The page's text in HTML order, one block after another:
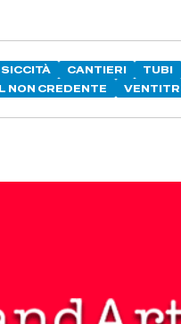
SICCITÀ CANTIERI
TUBI
NON CREDENTE